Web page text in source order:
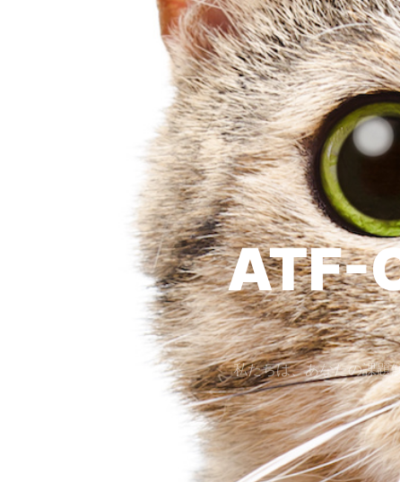
ATF-
私たちは、あなたの課題